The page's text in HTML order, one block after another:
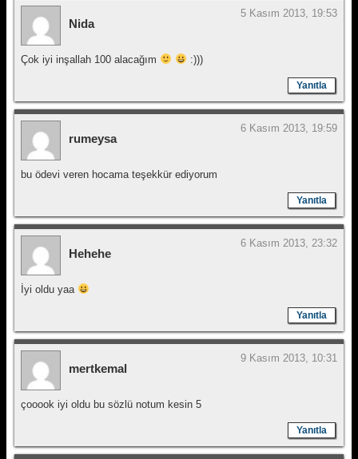
Nida
5 Kasım 2013, 19:53
Çok iyi inşallah 100 alacağım :)))
Yanıtla
rumeysa
6 Kasım 2013, 19:59
bu ödevi veren hocama teşekkür ediyorum
Yanıtla
Hehehe
6 Kasım 2013, 23:32
İyi oldu yaa
Yanıtla
mertkemal
9 Kasım 2013, 10:31
çooook iyi oldu bu sözlü notum kesin 5
Yanıtla